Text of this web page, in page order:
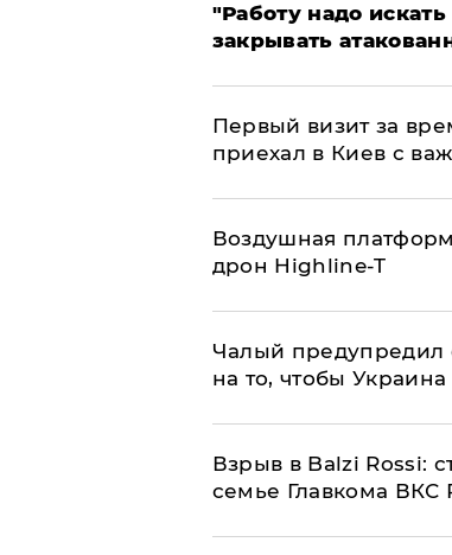
"Работу надо
закрывать
Первый визит за
приехал в Киев с
Воздушная
дрон Highline-T
Чалый предупредил
на то, чтобы
Взрыв в Balzi Rossi:
семье Главкома ВКС